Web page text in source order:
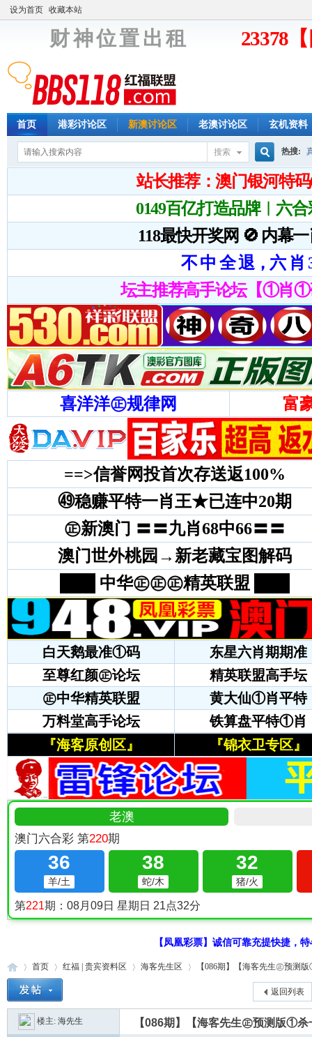
设为首页 收藏本站
财 神 位 置 出 租 23378
首页 港彩讨论区 新澳讨论区 老澳讨论区 玄机资料
搜索
搜
索
热搜:
【凤凰彩票】诚信可靠充提快捷，
»
首页
›
红福 | 贵宾资料区 海客先生区 【086期】【海客先生㊣预测
返回列表
楼主: 海先生 【086期】【海客先生㊣预测版①杀